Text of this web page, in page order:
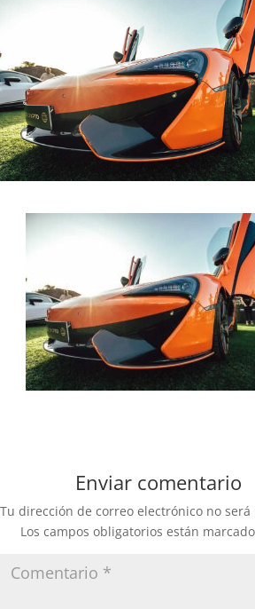
Enviar comentario
Tu dirección de correo electrónico no
Los campos obligatorios están